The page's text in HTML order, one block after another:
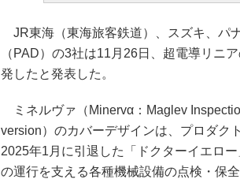
JR東海（東海旅客鉄道）、スズキ、パ
（PAD）の3社は11月26日、超電導リニ
発したと発表した。
ミネルヴァ（Minervα：Maglev
version）のカバーデザインは、プロダク
2025年1月に引退した「ドクターイエロ
の運行を支える各種機械設備の点検・保